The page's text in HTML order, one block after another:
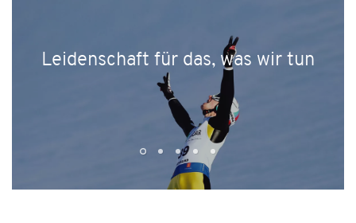
Leidenschaft für das, was wir tun